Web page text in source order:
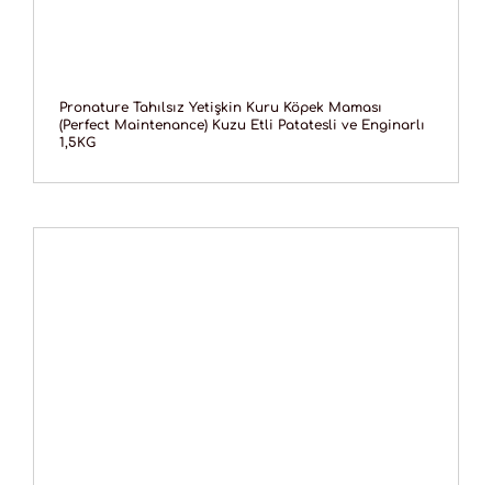
Pronature Tahılsız Yetişkin Kuru Köpek Maması
(Perfect Maintenance) Kuzu Etli Patatesli ve Enginarlı
1,5KG